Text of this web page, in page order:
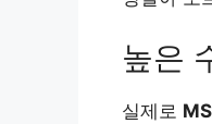
높은
실제로